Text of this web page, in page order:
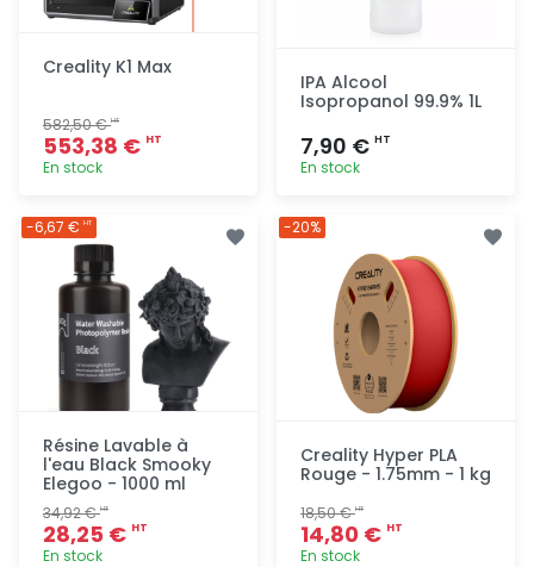
Creality K1 Max
582,50 €HT
553,38 € HT
En stock
IPA Alcool
Isopropanol 99.9% 1L
7,90 € HT
En stock
Résine Lavable à
l'eau Black Smooky
Elegoo - 1000 ml
34,92 €HT
28,25 € HT
En stock
-6,67 € HT
Creality Hyper PLA
Rouge - 1.75mm - 1 kg
18,50 €HT
14,80 € HT
En stock
-20%